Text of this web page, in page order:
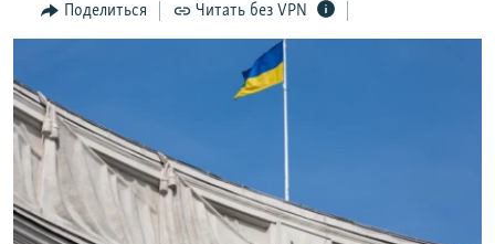
поискуИНФОГРАФИКА
СОВЕТЫ ПРАВОЗАЩИТНИКОВ
ПРОПАВШИЕ БЕЗ ВЕСТИ
ПОБЕДИТЕЛЕЙ НЕ СУДЯТ?
КРЫМ.НЕПОКОРЕННЫЙ
КАК ОБОЙТИ БЛОКИРОВКУ
Qırımtatar
ПРИСОЕДИНЯЙТЕСЬ!
Поделиться Читать без VPN